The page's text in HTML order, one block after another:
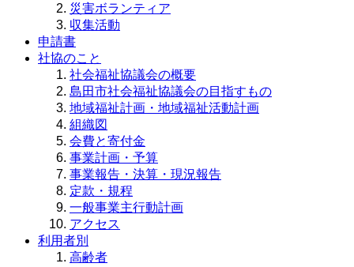
災害ボランティア
収集活動
申請書
社協のこと
社会福祉協議会の概要
島田市社会福祉協議会の目指すもの
地域福祉計画・地域福祉活動計画
組織図
会費と寄付金
事業計画・予算
事業報告・決算・現況報告
定款・規程
一般事業主行動計画
アクセス
利用者別
高齢者